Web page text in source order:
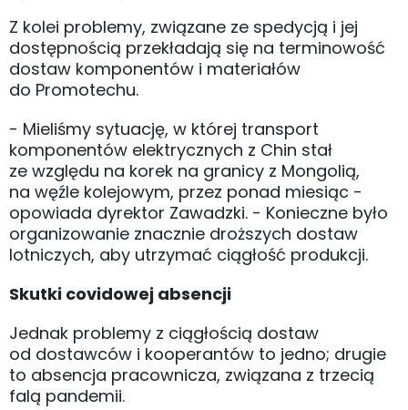
Z kolei problemy, związane ze spedycją i jej
dostępnością przekładają się na terminowość
dostaw komponentów i materiałów
do Promotechu.
- Mieliśmy sytuację, w której transport
komponentów elektrycznych z Chin stał
ze względu na korek na granicy z Mongolią,
na węźle kolejowym, przez ponad miesiąc -
opowiada dyrektor Zawadzki. - Konieczne było
organizowanie znacznie droższych dostaw
lotniczych, aby utrzymać ciągłość produkcji.
Skutki covidowej absencji
Jednak problemy z ciągłością dostaw
od dostawców i kooperantów to jedno; drugie
to absencja pracownicza, związana z trzecią
falą pandemii.